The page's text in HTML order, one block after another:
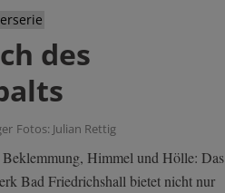
des
Fotos: Julian Rettig
Beklemmung, Himmel und Hölle: Das
Bad Friedrichshall bietet nicht nur